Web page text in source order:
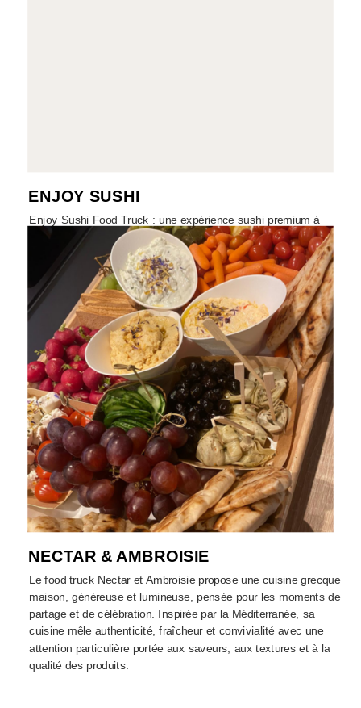
ENJOY SUSHI
Enjoy Sushi Food Truck : une expérience sushi premium à
savourer partout.
NECTAR & AMBROISIE
Le food truck Nectar et Ambroisie propose une cuisine grecque
maison, généreuse et lumineuse, pensée pour les moments de
partage et de célébration. Inspirée par la Méditerranée, sa
cuisine mêle authenticité, fraîcheur et convivialité avec une
attention particulière portée aux saveurs, aux textures et à la
qualité des produits.